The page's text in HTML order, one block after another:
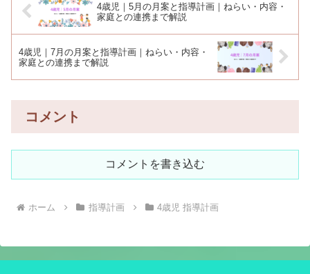
4歳児｜5月の月案と指導計画｜ねらい・内容・
家庭との連携まで解説
4歳児｜7月の月案と指導計画｜ねらい・内容・
家庭との連携まで解説
コメント
コメントを書き込む
ホーム 指導計画 4歳児 指導計画